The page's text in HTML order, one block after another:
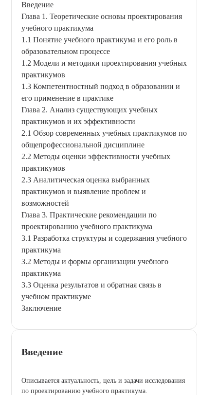
Введение
Глава 1. Теоретические основы проектирования
учебного практикума
1.1 Понятие учебного практикума и его роль в
образовательном процессе
1.2 Модели и методики проектирования учебных
практикумов
1.3 Компетентностный подход в образовании и
его применение в практике
Глава 2. Анализ существующих учебных
практикумов и их эффективности
2.1 Обзор современных учебных практикумов по
общепрофессиональной дисциплине
2.2 Методы оценки эффективности учебных
практикумов
2.3 Аналитическая оценка выбранных
практикумов и выявление проблем и
возможностей
Глава 3. Практические рекомендации по
проектированию учебного практикума
3.1 Разработка структуры и содержания учебного
практикума
3.2 Методы и формы организации учебного
практикума
3.3 Оценка результатов и обратная связь в
учебном практикуме
Заключение
Введение
Описывается актуальность, цель и задачи исследования
по проектированию учебного практикума.